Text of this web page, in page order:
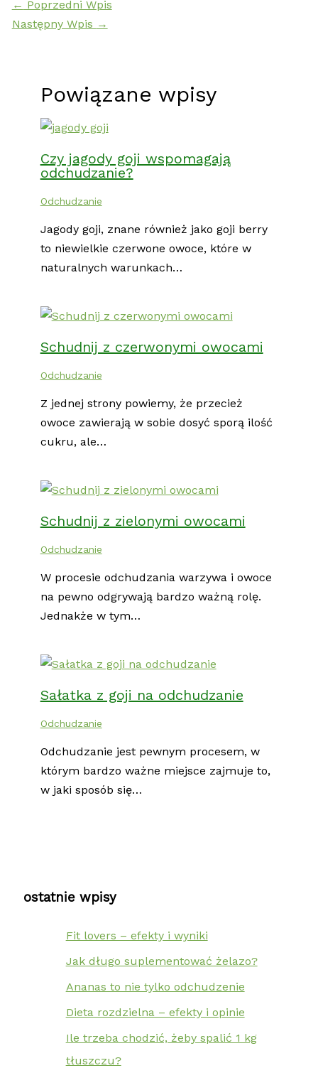
← Poprzedni Wpis
Następny Wpis →
Powiązane wpisy
Czy jagody goji wspomagają
odchudzanie?
Odchudzanie
Jagody goji, znane również jako goji berry
to niewielkie czerwone owoce, które w
naturalnych warunkach…
Schudnij z czerwonymi owocami
Odchudzanie
Z jednej strony powiemy, że przecież
owoce zawierają w sobie dosyć sporą ilość
cukru, ale…
Schudnij z zielonymi owocami
Odchudzanie
W procesie odchudzania warzywa i owoce
na pewno odgrywają bardzo ważną rolę.
Jednakże w tym…
Sałatka z goji na odchudzanie
Odchudzanie
Odchudzanie jest pewnym procesem, w
którym bardzo ważne miejsce zajmuje to,
w jaki sposób się…
ostatnie wpisy
Fit lovers – efekty i wyniki
Jak długo suplementować żelazo?
Ananas to nie tylko odchudzenie
Dieta rozdzielna – efekty i opinie
Ile trzeba chodzić, żeby spalić 1 kg
tłuszczu?